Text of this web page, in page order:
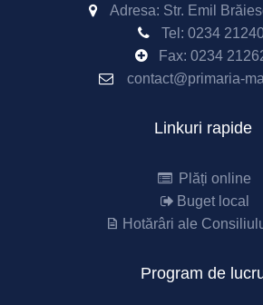
Adresa: Str. Emil
Tel: 0234
Fax: 0234
contact@primaria-
Linkuri rapide
Plăți online
Buget local
Hotărâri ale
Program de